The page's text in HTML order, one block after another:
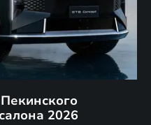
2026